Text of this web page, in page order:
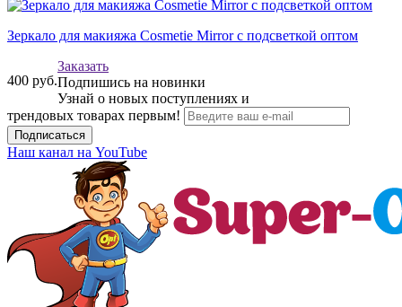
Зеркало для макияжа Cosmetie Mirror с подсветкой оптом
400 руб.
Заказать
Подпишись на новинки
Узнай о новых поступлениях и
трендовых товарах первым!
Подписаться
Наш канал на YouTube